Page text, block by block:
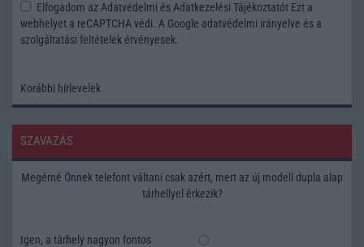
Elfogadom az Adatvédelmi és Adatkezelési Tájékoztatót Ezt a
webhelyet a reCAPTCHA védi. A Google adatvédelmi irányelve és a
szolgáltatási feltételek érvényesek.
Korábbi hírlevelek
SZAVAZÁS
Megérné Önnek telefont váltani csak azért, mert az új modell dupla alap
tárhellyel érkezik?
Igen, a tárhely nagyon fontos